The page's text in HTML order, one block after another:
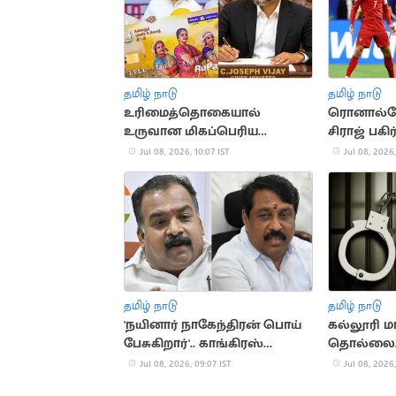
தமிழ் நாடு
உரிமைத்தொகையால்
உருவான மிகப்பெரிய
பொருளாதார மாற்றம்
Jul 08, 2026, 10:07 IST
தமிழ் நாடு
சிராஜ்
பதிவு
Jul 08,
தமிழ் நாடு
'நயினார் நாகேந்திரன் பொய்
பேசுகிறார்'.. காங்கிரஸ்
குற்றச்சாட்டு
Jul 08, 2026, 09:07 IST
தமிழ் நாடு
கல்லூரி
கைது
Jul 08,